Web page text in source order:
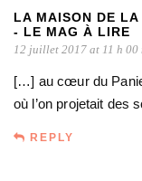
LA MAISON DE
- LE MAG À LIRE
12 juillet 2017 at 11 h 00
[…] au cœur du
où l’on projetait des
REPLY